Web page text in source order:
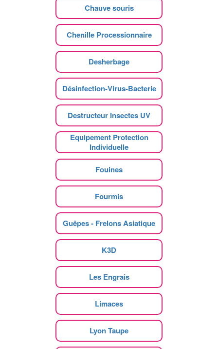
Chauve souris
Chenille Processionnaire
Desherbage
Désinfection-Virus-Bacterie
Destructeur Insectes UV
Equipement Protection
Individuelle
Fouines
Fourmis
Guêpes - Frelons Asiatique
K3D
Les Engrais
Limaces
Lyon Taupe